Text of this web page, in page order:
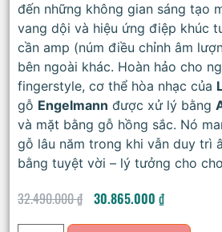
đến những không gian sáng tạo
vang dội và hiệu ứng điệp khúc
cần amp (núm điều chỉnh âm
bên ngoài khác. Hoàn hảo cho
fingerstyle, cơ thể hòa nhạc của
gỗ Engelmann được xử lý bằng
và mặt bằng gỗ hồng sắc. Nó
gỗ lâu năm trong khi vẫn duy trì
bằng tuyệt vời – lý tưởng cho
32.490.000₫ 30.865.000 ₫